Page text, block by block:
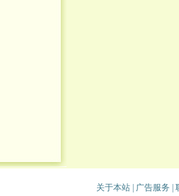
关于本站| 广告服务